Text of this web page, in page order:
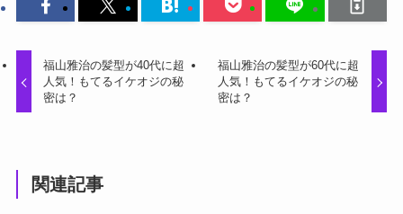
福山雅治の髪型が40代に超
人気！もてるイケオジの秘
密は？
福山雅治の髪型が60代に超
人気！もてるイケオジの秘
密は？
関連記事